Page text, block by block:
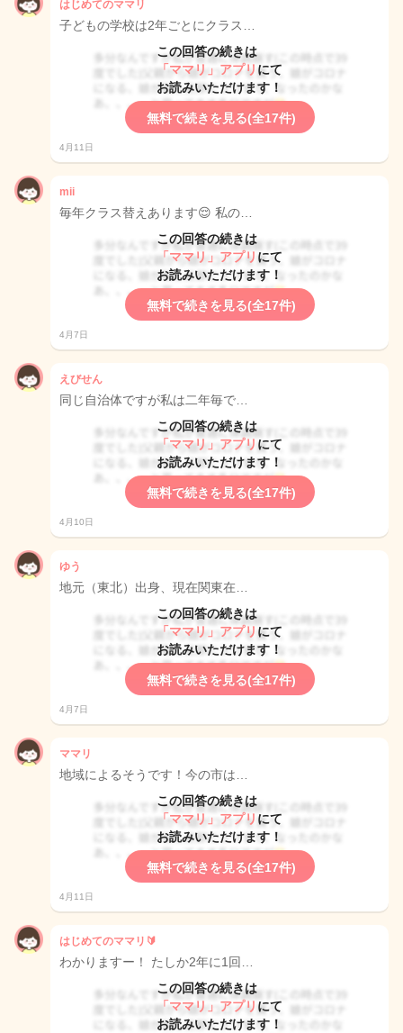
はじめてのママリ
子どもの学校は2年ごとにクラス…
この回答の続きは
「ママリ」アプリ にて
お読みいただけます！
無料で続きを見る(全17件)
4月11日
mii
毎年クラス替えあります😌 私の…
この回答の続きは
「ママリ」アプリ にて
お読みいただけます！
無料で続きを見る(全17件)
4月7日
えびせん
同じ自治体ですが私は二年毎で…
この回答の続きは
「ママリ」アプリ にて
お読みいただけます！
無料で続きを見る(全17件)
4月10日
ゆう
地元（東北）出身、現在関東在…
この回答の続きは
「ママリ」アプリ にて
お読みいただけます！
無料で続きを見る(全17件)
4月7日
ママリ
地域によるそうです！今の市は…
この回答の続きは
「ママリ」アプリ にて
お読みいただけます！
無料で続きを見る(全17件)
4月11日
はじめてのママリ🔰
わかりますー！ たしか2年に1回…
この回答の続きは
「ママリ」アプリ にて
お読みいただけます！